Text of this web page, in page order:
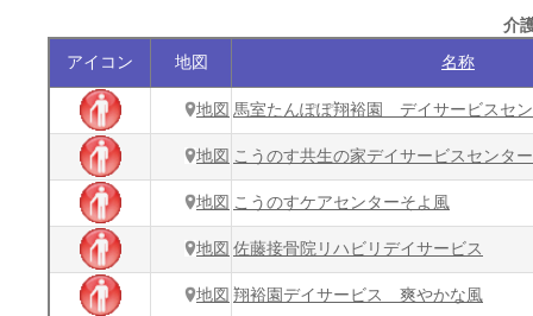
介
アイコン
地図 名称
地図 馬室たんぽぽ翔裕園 デイサービスセ
地図 こうのす共生の家デイサービスセンター
地図 こうのすケアセンターそよ風
地図 佐藤接骨院リハビリデイサービス
地図 翔裕園デイサービス 爽やかな風